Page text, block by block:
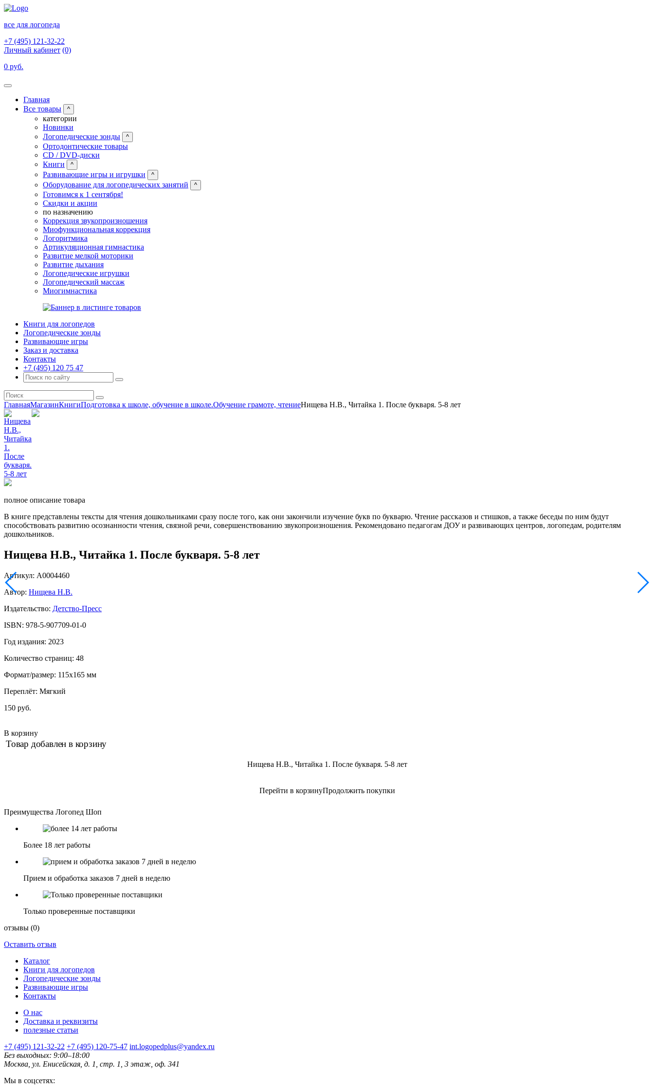
все для логопеда
+7 (495) 121-32-22
Личный кабинет (0)
0 руб.
Главная
Все товары
^
категории
Новинки
Логопедические зонды
^
Ортодонтические товары
CD / DVD-диски
Книги
^
Развивающие игры и игрушки ^
Оборудование для логопедических занятий ^
Готовимся к 1 сентября!
Скидки и акции
по назначению
Коррекция звукопроизношения
Миофункциональная коррекция
Логоритмика
Артикуляционная гимнастика
Развитие мелкой моторики
Развитие дыхания
Логопедические игрушки
Логопедический массаж
Миогимнастика
Книги для логопедов
Логопедические зонды
Развивающие игры
Заказ и доставка
Контакты
+7 (495) 120 75 47
ГлавнаяМагазинКнигиПодготовка к школе, обучение в школе.Обучение грамоте, чтениеНищева Н.В., Читайка 1. После букваря. 5-8 лет
полное описание товара
В книге представлены тексты для чтения дошкольниками сразу после того, как они закончили изучение букв по букварю. Чтение рассказов и стишков, а также беседы по ним будут
способствовать развитию осознанности чтения, связной речи, совершенствованию звукопроизношения. Рекомендовано педагогам ДОУ и развивающих центров, логопедам, родителям
дошкольников.
Нищева Н.В., Читайка 1. После букваря. 5-8 лет
Артикул: А0004460
Автор: Нищева Н.В.
Издательство: Детство-Пресс
ISBN: 978-5-907709-01-0
Год издания: 2023
Количество страниц: 48
Формат/размер: 115х165 мм
Переплёт: Мягкий
150 руб.
В корзину
Товар добавлен в корзину
Нищева Н.В., Читайка 1. После букваря. 5-8 лет
Перейти в корзинуПродолжить покупки
Преимущества Логопед Шоп
Более 18 лет работы
Прием и обработка заказов 7 дней в неделю
Только проверенные поставщики
отзывы (0)
Оставить отзыв
Каталог
Книги для логопедов
Логопедические зонды
Развивающие игры
Контакты
О нас
Доставка и реквизиты
полезные статьи
+7 (495) 121-32-22 +7 (495) 120-75-47 int.logopedplus@yandex.ru
Без выходных: 9:00–18:00
Москва, ул. Енисейская, д. 1, стр. 1, 3 этаж, оф. 341
Мы в соцсетях: